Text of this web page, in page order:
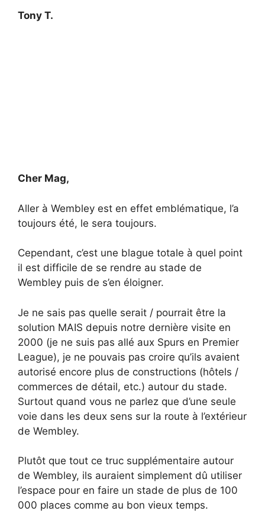
Tony T.
Cher Mag,
Aller à Wembley est en effet emblématique, l’a
toujours été, le sera toujours.
Cependant, c’est une blague totale à quel point
il est difficile de se rendre au stade de
Wembley puis de s’en éloigner.
Je ne sais pas quelle serait / pourrait être la
solution MAIS depuis notre dernière visite en
2000 (je ne suis pas allé aux Spurs en Premier
League), je ne pouvais pas croire qu’ils avaient
autorisé encore plus de constructions (hôtels /
commerces de détail, etc.) autour du stade.
Surtout quand vous ne parlez que d’une seule
voie dans les deux sens sur la route à l’extérieur
de Wembley.
Plutôt que tout ce truc supplémentaire autour
de Wembley, ils auraient simplement dû utiliser
l’espace pour en faire un stade de plus de 100
000 places comme au bon vieux temps.